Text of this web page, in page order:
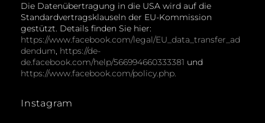
Die Datenübertragung in die USA wird auf die
Standardvertragsklauseln der EU-Kommission
gestützt. Details finden Sie hier:
https://www.facebook.com/legal/EU_data_transfer_ad
dendum, https://de-
de.facebook.com/help/566994660333381 und
https://www.facebook.com/policy.php.
Instagram